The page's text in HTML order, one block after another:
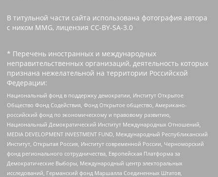
В титульной части сайта использована фотография автора
с ником MMG, лицензия CC-BY-SA-3.0
* Перечень иностранных и международных
неправительственных организаций, деятельность которых
признана нежелательной на территории Российской
Федерации:
Национальный фонд в поддержку демократии, Институт Открытое
Общество Фонд Содействия, Фонд Открытое общество, Американо-
российский фонд по экономическому и правовому развитию,
Национальный Демократический Институт Международных Отношений,
MEDIA DEVELOPMENT INVESTMENT FUND, Международный Республиканский
Институт, Открытая Россия, Институт современной России, Черноморский
фонд регионального сотрудничества, Европейская Платформа за
Демократические Выборы, Международный центр электоральных
исследований, Германский фонд Маршалла Соединенных Штатов,